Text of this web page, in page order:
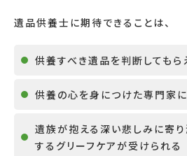
遺品供養士に期待できることは、
供養すべき遺品を判断してもら
供養の心を身につけた専門家に
遺族が抱える深い悲しみに寄り
するグリーフケアが受けられる